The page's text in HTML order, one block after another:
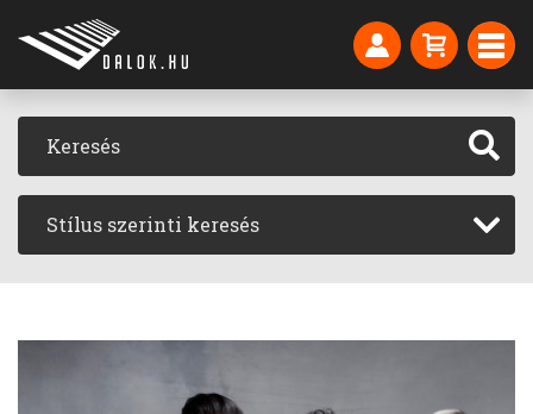
Stílus szerinti keresés